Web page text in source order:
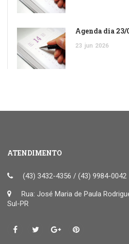
Agenda dia 23/
23 jun 2026
ATENDIMENTO
(43) 3432-4356 / (43) 9984-0042
Rua: José Maria de Paula
Sul-PR